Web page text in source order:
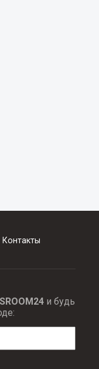
Контакты
и будь